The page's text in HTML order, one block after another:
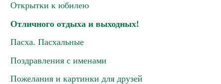
Открытки к юбилею
Отличного отдыха и выходных!
Пасха. Пасхальные
Поздравления с именами
Пожелания и картинки для друзей